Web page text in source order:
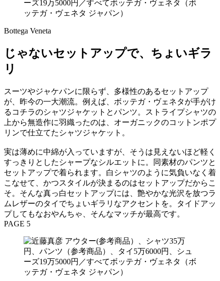
Bottega Veneta
じゃないセットアップで、ちょいギラ
リ
スーツやジャケパンに限らず、多様性のあるセットアップ
が、昨今の一大潮流。例えば、ボッテガ・ヴェネタが手がけ
るコチラのシャツジャケットとパンツ。ストライプシャツの
上から無造作に羽織ったのは、オーガニックのコットンポプ
リンで仕立てたシャツジャケット。
実は薄めに中綿が入っていますが、そうは見えないほど軽く
すっきりとしたシャープなシルエットに。同素材のパンツと
セットアップで着られます。白シャツのように気負いなく着
こなせて、かつスタイルが決まるのはセットアップだからこ
そ。そんな真っ白セットアップには、艶やかな光沢を放つラ
ムレザーのタイでちょいギラリなアクセントを。タイドアッ
プしてもなおやんちゃ、そんなマッチが最高です。
PAGE 5